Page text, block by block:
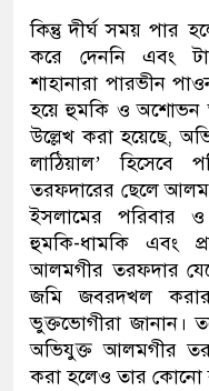
কিন্তু দীর্ঘ সময় পার
করে দেননি এবং
শাহানারা পারভীন
হয়ে হুমকি ও
উল্লেখ করা হয়েছে,
লাঠিয়াল’ হিসেবে
তরফদারের ছেলে
ইসলামের পরিবার ও
হুমকি-ধামকি এবং
আলমগীর তরফদার
জমি জবরদখল করার
ভুক্তভোগীরা জানান।
অভিযুক্ত আলমগীর
করা হলেও তার কোনো